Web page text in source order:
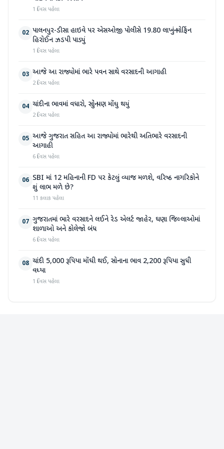
1 દિવસ પહેલા
02 પાલનપુર-ડીસા હાઇવે પર એસઓજી પોલીસે 19.80 લાખનું મોર્ફિન
હિરોઈન ઝડપી પાડ્યું
1 દિવસ પહેલા
03 આજે આ રાજ્યોમાં ભારે પવન સાથે વરસાદની આગાહી
2 દિવસ પહેલા
04 ચાંદીના ભાવમાં વધારો, સોનું પણ મોંઘુ થયું
2 દિવસ પહેલા
05 આજે ગુજરાત સહિત આ રાજ્યોમાં ભારેથી અતિભારે વરસાદની
આગાહી
6 દિવસ પહેલા
06 SBI માં 12 મહિનાની FD પર કેટલું વ્યાજ મળશે, વરિષ્ઠ નાગરિકોને
શું લાભ મળે છે?
11 કલાક પહેલા
07 ગુજરાતમાં ભારે વરસાદને લઈને રેડ એલર્ટ જાહેર, ઘણા જિલ્લાઓમાં
શાળાઓ અને કોલેજો બંધ
6 દિવસ પહેલા
08 ચાંદી 5,000 રૂપિયા મોંઘી થઈ, સોનાના ભાવ 2,200 રૂપિયા સુધી
વધ્યા
1 દિવસ પહેલા